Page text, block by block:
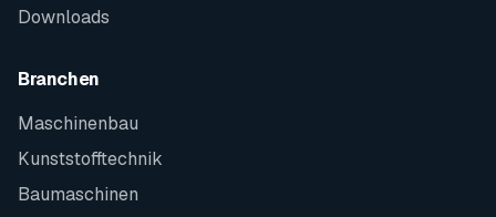
Downloads
Branchen
Maschinenbau
Kunststofftechnik
Baumaschinen